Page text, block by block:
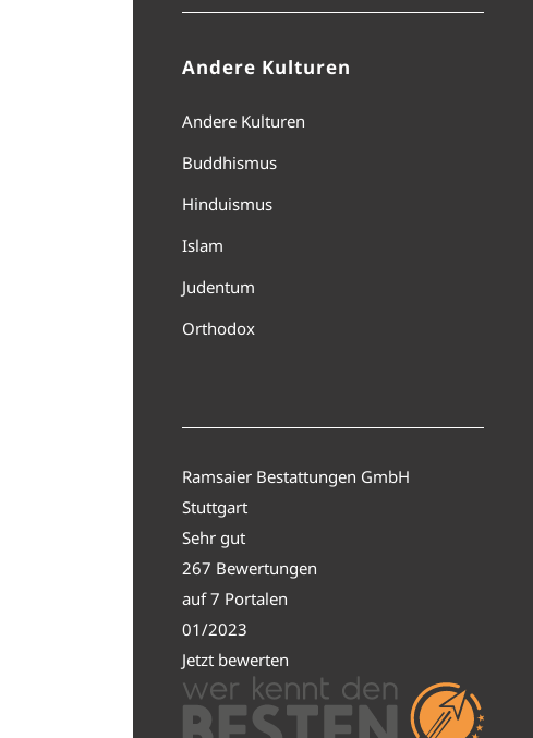
Andere Kulturen
Andere Kulturen
Buddhismus
Hinduismus
Islam
Judentum
Orthodox
Ramsaier Bestattungen GmbH
Stuttgart
Sehr gut
267 Bewertungen
auf 7 Portalen
01/2023
Jetzt bewerten